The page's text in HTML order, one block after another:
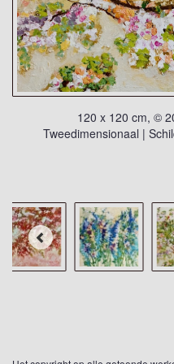
120 x 120 cm, ©
Tweedimensionaal |